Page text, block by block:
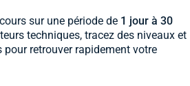
sur une période de 1 jour à 30
techniques, tracez des niveaux et
pour retrouver rapidement votre